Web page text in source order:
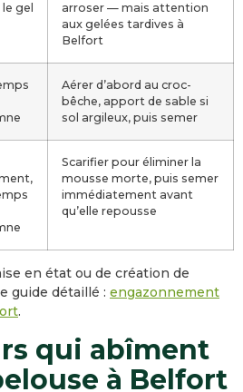
gel
arroser — mais attention
aux gelées tardives à
Belfort
Aérer d’abord au croc-
bêche, apport de sable si
sol argileux, puis semer
Scarifier pour éliminer la
mousse morte, puis semer
immédiatement avant
qu’elle repousse
en état ou de création de
guide détaillé : engazonnement
.
qui abîment
à Belfort